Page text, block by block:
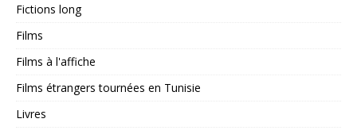
Fictions long
Films
Films à l'affiche
Films étrangers tournées en Tunisie
Livres